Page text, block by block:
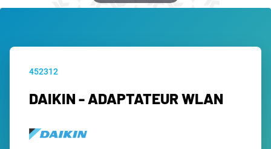
452312
DAIKIN - ADAPTATEUR WLAN